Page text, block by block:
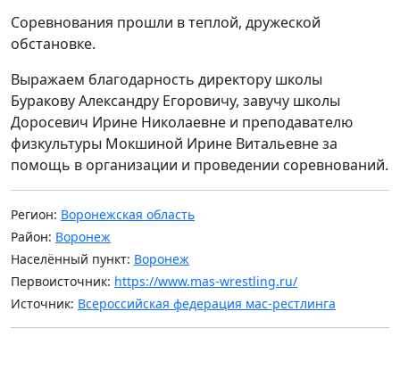
Соревнования прошли в теплой, дружеской
обстановке.
Выражаем благодарность директору школы
Буракову Александру Егоровичу, завучу школы
Доросевич Ирине Николаевне и преподавателю
физкультуры Мокшиной Ирине Витальевне за
помощь в организации и проведении соревнований.
Регион: Воронежская область
Район: Воронеж
Населённый пункт: Воронеж
Первоисточник: https://www.mas-wrestling.ru/
Источник: Всероссийская федерация мас-рестлинга